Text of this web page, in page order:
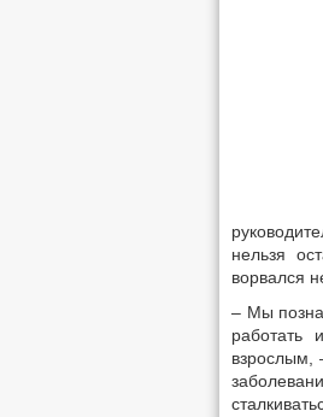
нельзя
ворвался
– Мы
работать
взрослым,